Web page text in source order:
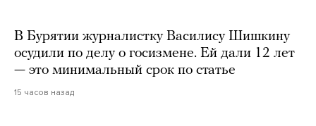
В Бурятии журналистку Василису Шишкину
осудили по делу о госизмене. Ей дали 12 лет
— это минимальный срок по статье
15 часов назад